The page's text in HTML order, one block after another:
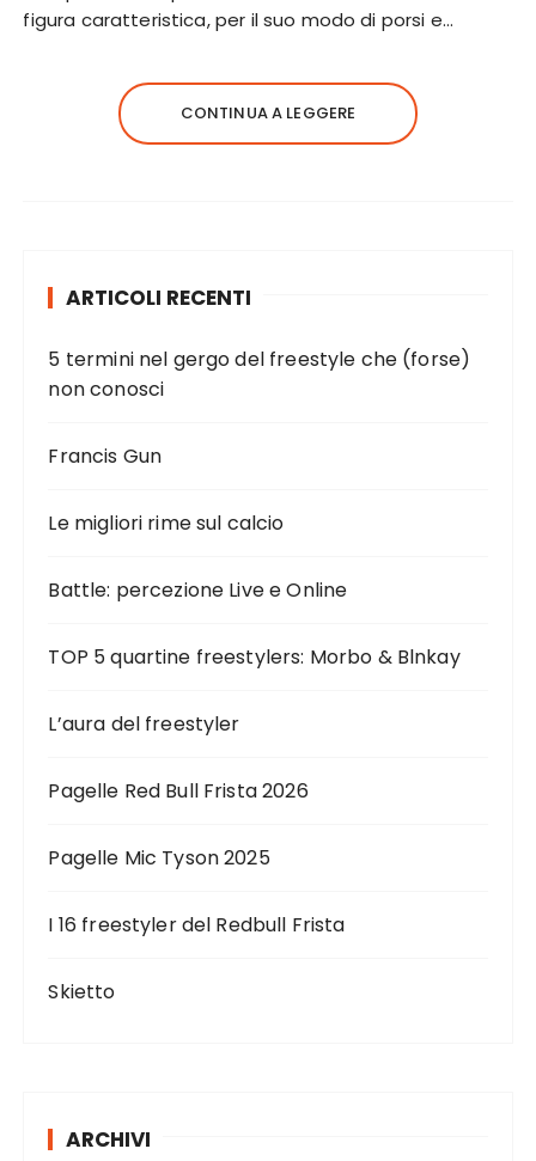
figura caratteristica, per il suo modo di porsi e…
CONTINUA A LEGGERE
ARTICOLI RECENTI
5 termini nel gergo del freestyle che (forse)
non conosci
Francis Gun
Le migliori rime sul calcio
Battle: percezione Live e Online
TOP 5 quartine freestylers: Morbo & Blnkay
L’aura del freestyler
Pagelle Red Bull Frista 2026
Pagelle Mic Tyson 2025
I 16 freestyler del Redbull Frista
Skietto
ARCHIVI